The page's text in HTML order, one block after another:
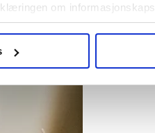
om
annonser og